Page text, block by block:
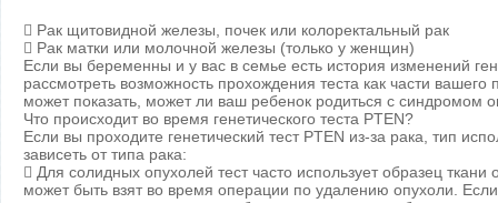
 Рак щитовидной железы, почек или колоректальный рак
 Рак матки или молочной железы (только у женщин)
Если вы беременны и у вас в семье есть история изменений
рассмотреть возможность прохождения теста как части вашего
может показать, может ли ваш ребенок родиться с синдромом
Что происходит во время генетического теста PTEN?
Если вы проходите генетический тест PTEN из-за рака, тип
зависеть от типа рака:
 Для солидных опухолей тест часто использует образец ткани
может быть взят во время операции по удалению опухоли.